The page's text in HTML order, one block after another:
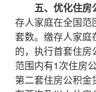
五、优化住房
存人家庭在全国范
套数。缴存人家庭
的，执行首套住
范围内有1次住房
第二套住房公积